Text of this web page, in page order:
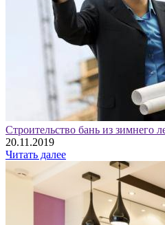
Строительство бань из зимнего
20.11.2019
Читать далее